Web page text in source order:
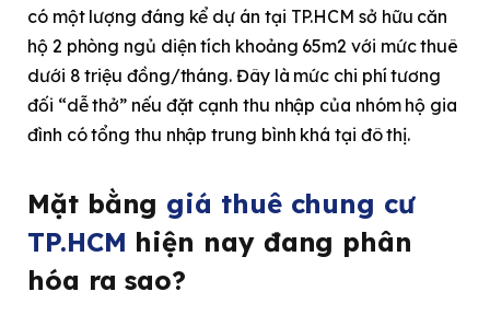
có một lượng đáng kể dự án tại TP.HCM sở hữu căn
hộ 2 phòng ngủ diện tích khoảng 65m2 với mức thuê
dưới 8 triệu đồng/tháng. Đây là mức chi phí tương
đối “dễ thở” nếu đặt cạnh thu nhập của nhóm hộ gia
đình có tổng thu nhập trung bình khá tại đô thị.
Mặt bằng giá thuê chung cư
TP.HCM hiện nay đang phân
hóa ra sao?